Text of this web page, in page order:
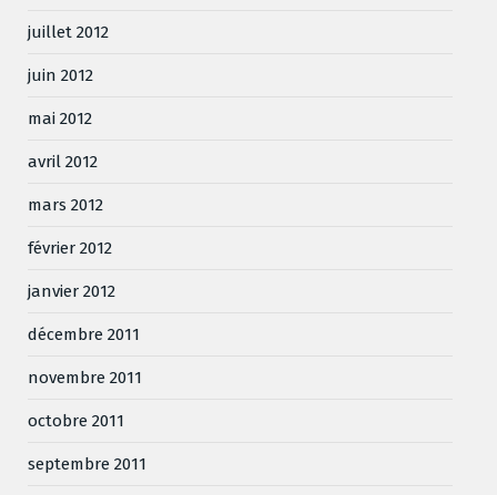
juillet 2012
juin 2012
mai 2012
avril 2012
mars 2012
février 2012
janvier 2012
décembre 2011
novembre 2011
octobre 2011
septembre 2011